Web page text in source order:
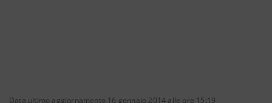
Data ultimo aggiornamento 16 gennaio 2014 alle ore 15:19